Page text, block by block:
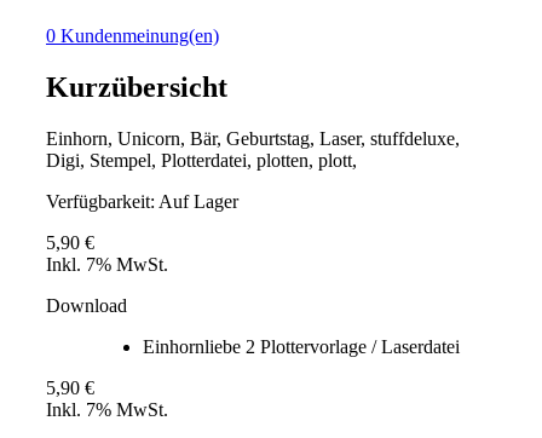
0 Kundenmeinung(en)
Kurzübersicht
Einhorn, Unicorn, Bär, Geburtstag, Laser, stuffdeluxe,
Digi, Stempel, Plotterdatei, plotten, plott,
Verfügbarkeit: Auf Lager
5,90 €
Inkl. 7% MwSt.
Download
Einhornliebe 2 Plottervorlage / Laserdatei
5,90 €
Inkl. 7% MwSt.